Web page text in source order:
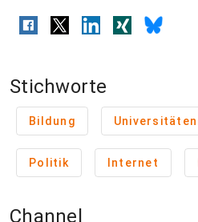
Stichworte
Bildung Universitäten
Politik Internet
Channel